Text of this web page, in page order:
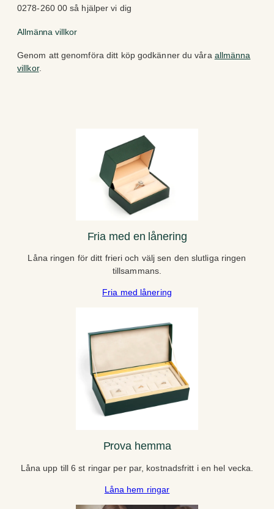
0278-260 00 så hjälper vi dig
Allmänna villkor
Genom att genomföra ditt köp godkänner du våra allmänna
villkor.
Fria med en lånering
Låna ringen för ditt frieri och välj sen den slutliga ringen
tillsammans.
Fria med lånering
Prova hemma
Låna upp till 6 st ringar per par, kostnadsfritt i en hel vecka.
Låna hem ringar